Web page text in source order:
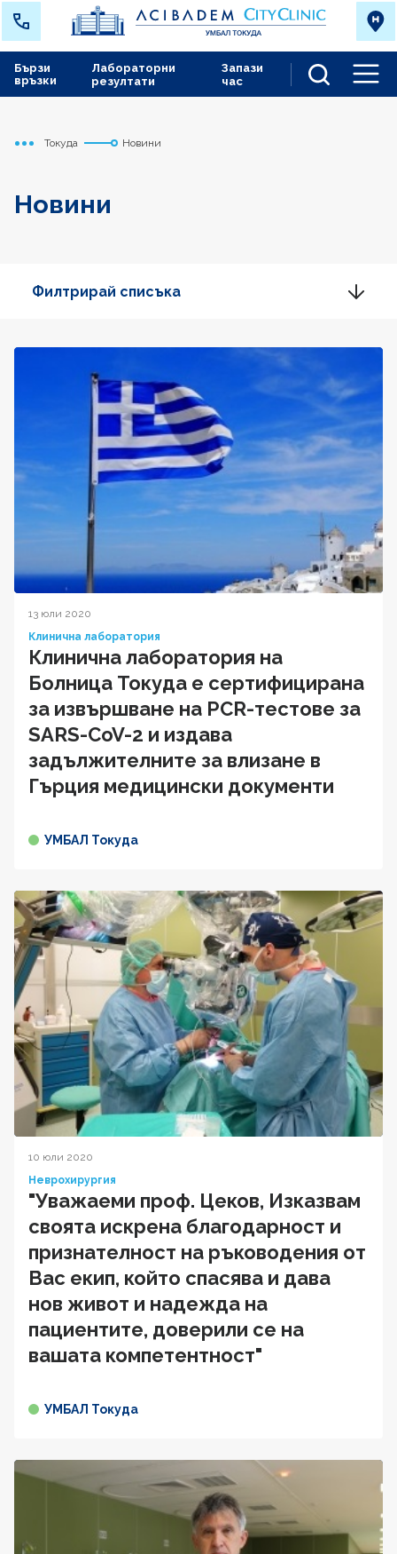
Лабораторни
резултати
Запази
час
Бързи
връзки
Начало
Токуда Новини
Новини
Филтрирай списъка
13 юли 2020
Клинична лаборатория
Клинична лаборатория на
Болница Токуда е сертифицирана
за извършване на PCR-тестове за
SARS-CoV-2 и издава
задължителните за влизане в
Гърция медицински документи
УМБАЛ Токуда
10 юли 2020
Неврохирургия
"Уважаеми проф. Цеков, Изказвам
своята искрена благодарност и
признателност на ръководения от
Вас екип, който спасява и дава
нов живот и надежда на
пациентите, доверили се на
вашата компетентност"
УМБАЛ Токуда